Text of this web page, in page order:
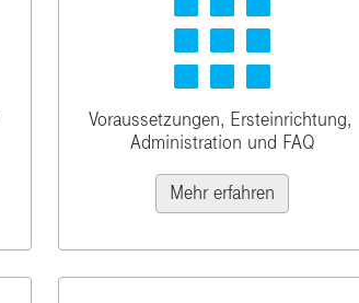
Voraussetzungen, Ersteinrichtung,
Administration und FAQ
Mehr erfahren